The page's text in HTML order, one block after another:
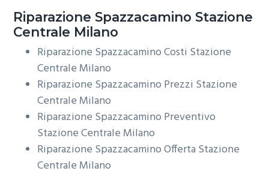
Riparazione Spazzacamino Stazione
Centrale Milano
Riparazione Spazzacamino Costi Stazione
Centrale Milano
Riparazione Spazzacamino Prezzi Stazione
Centrale Milano
Riparazione Spazzacamino Preventivo
Stazione Centrale Milano
Riparazione Spazzacamino Offerta Stazione
Centrale Milano